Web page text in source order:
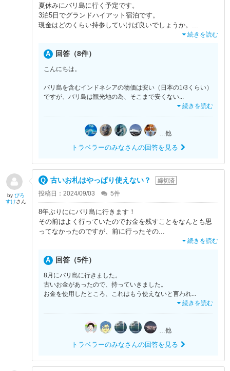
夏休みにバリ島に行く予定です。
3泊5日でグランドハイアット宿泊です。
現金はどのくらい持参していけば良いでしょうか。 ...
続きを読む
回答（8件）
こんにちは。
バリ島を含むインドネシアの物価は安い（日本の1/3くらい）
ですが、バリ島は観光地の為、そこまで安くない...
続きを読む
…他
トラベラーのみなさんの回答を見る
古いお札はやっぱり使えない？ 締切済
投稿日：2024/09/03 5件
8年ぶりににバリ島に行きます！
その前はよく行っていたのでお金を残すことをなんとも思
ってなかったのですが、前に行ったその...
続きを読む
回答（5件）
8月にバリ島に行きました。
古いお金があったので、持っていきました。
お金を使用したところ、これはもう使えないと言われ...
続きを読む
…他
トラベラーのみなさんの回答を見る
by ぴろ
すけさん